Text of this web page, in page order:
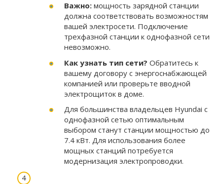
Важно: мощность зарядной станции
должна соответствовать возможностям
вашей электросети. Подключение
трехфазной станции к однофазной сети
невозможно.
Как узнать тип сети? Обратитесь к
вашему договору с энергоснабжающей
компанией или проверьте вводной
электрощиток в доме.
Для большинства владельцев Hyundai с
однофазной сетью оптимальным
выбором станут станции мощностью до
7.4 кВт. Для использования более
мощных станций потребуется
модернизация электропроводки.